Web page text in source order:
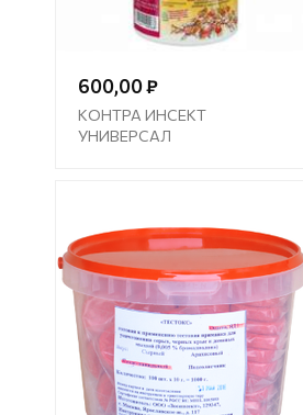
600,00 ₽
КОНТРА ИНСЕКТ
УНИВЕРСАЛ